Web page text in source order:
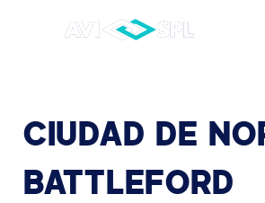
CIUDAD DE
BATTLEFORD